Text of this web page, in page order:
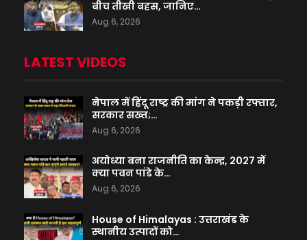
बीच तीखी बहस, जानिए…
Aug 6, 2026
LATEST VIDEOS
नेपाल में हिंदू राष्ट्र की मांग ने पकड़ी रफ्तार,
सरकार सख्त;…
Aug 6, 2026
अयोध्या बना राजनीति का केन्द्र, 2027 में
क्या पवन पांडे के…
Aug 6, 2026
House of Himalayas : उत्तराखंड के
स्थानीय उत्पादों को…